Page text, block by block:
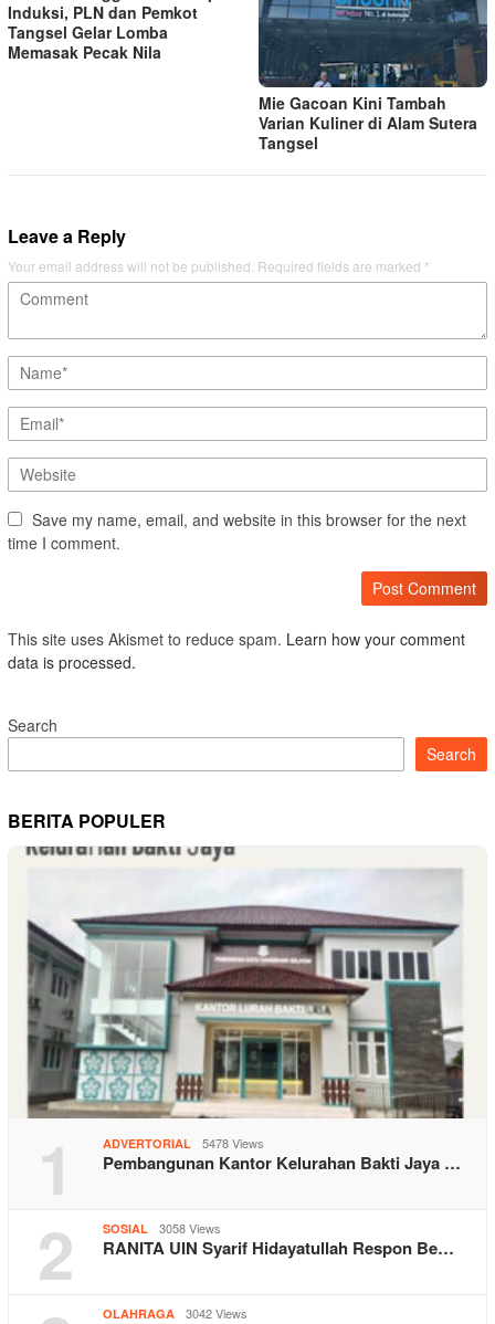
Induksi, PLN dan Pemkot
Tangsel Gelar Lomba
Memasak Pecak Nila
Mie Gacoan Kini Tambah
Varian Kuliner di Alam Sutera
Tangsel
Leave a Reply
Your email address will not be published. Required fields are marked *
Save my name, email, and website in this browser for the next
time I comment.
This site uses Akismet to reduce spam. Learn how your comment
data is processed.
Search
Search
BERITA POPULER
1 ADVERTORIAL 5478 Views
Pembangunan Kantor Kelurahan Bakti Jaya …
2 SOSIAL 3058 Views
RANITA UIN Syarif Hidayatullah Respon Be…
OLAHRAGA 3042 Views